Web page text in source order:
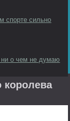
спорте сильно
о чем не думаю
королева